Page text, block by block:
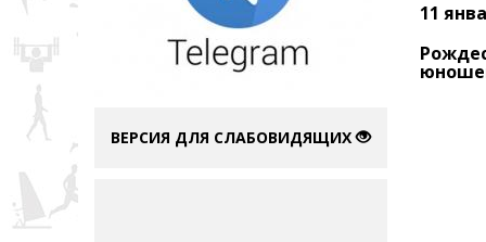
ВЕРСИЯ ДЛЯ СЛАБОВИДЯЩИХ
11